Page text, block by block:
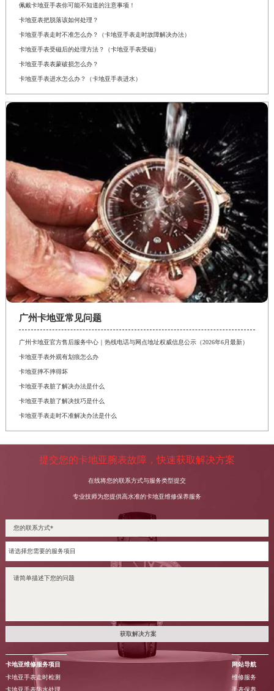
佩戴卡地亚手表你可能不知道的注意事项！
卡地亚表把脱落该如何处理？
卡地亚手表走时不准怎么办？（卡地亚手表走时故障解决办法）
卡地亚手表受磁后的处理方法？（卡地亚手表受磁）
卡地亚手表表蒙破损怎么办？
卡地亚手表进水怎么办？（卡地亚手表进水）
广州卡地亚常见问题
广州卡地亚官方售后服务中心｜热线电话与网点地址权威信息公示（2026年6月最新）
卡地亚手表外观有划痕怎么办
卡地亚摔不摔得坏
卡地亚手表脏了解决办法是什么
卡地亚手表脏了解决技巧是什么
卡地亚手表走时不准解决办法是什么
提交您的卡地亚腕表故障，快速获取解决方案
在线将您的联系方式与服务类型提交
专业技师为您提供高水准的卡地亚维修保养服务
获取解决方案
卡地亚维修服务项目
卡地亚手表走时检测
卡地亚手表防水处理
网站导航
维修服务
手表保养